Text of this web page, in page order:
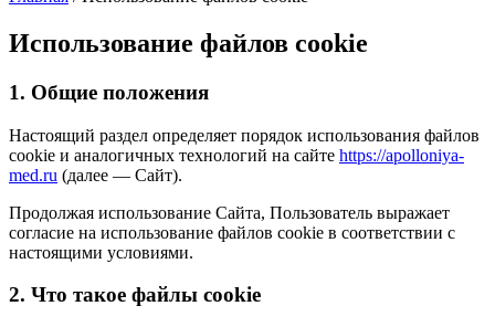
Использование файлов cookie
1. Общие положения
Настоящий раздел определяет порядок использования файлов
cookie и аналогичных технологий на сайте https://apolloniya-
med.ru (далее — Сайт).
Продолжая использование Сайта, Пользователь выражает
согласие на использование файлов cookie в соответствии с
настоящими условиями.
2. Что такое файлы cookie